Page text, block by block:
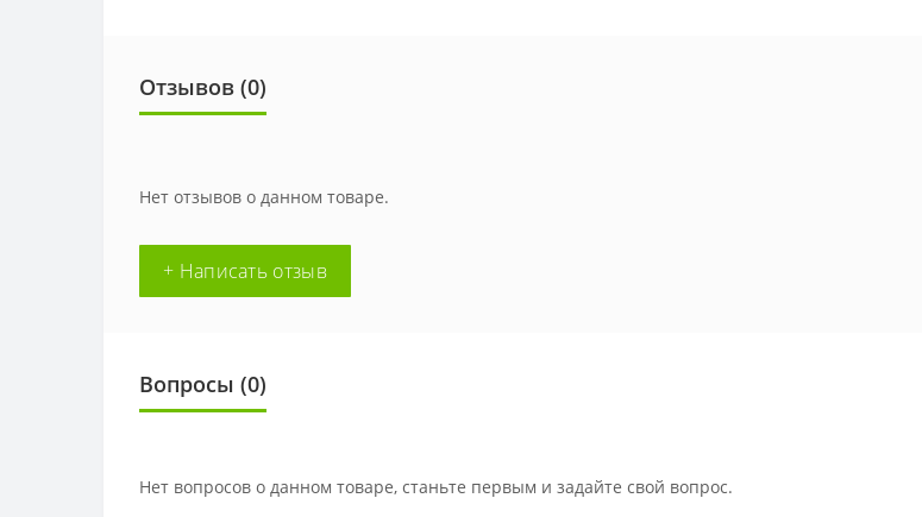
Отзывов (0)
Нет отзывов о данном товаре.
+ Написать отзыв
Вопросы (0)
Нет вопросов о данном товаре, станьте первым и задайте свой вопрос.